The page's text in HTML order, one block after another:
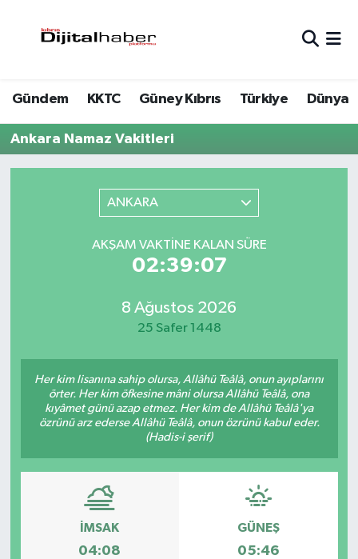
Gündem KKTC Güney Kıbrıs Türkiye Dünya
Ankara Namaz Vakitleri
ANKARA
AKŞAM VAKTINE KALAN SÜRE
02:39:07
8 Ağustos 2026
25 Safer 1448
Her kim lisanına sahip olursa, Allâhü Teâlâ, onun ayıplarını
örter. Her kim öfkesine mâni olursa Allâhü Teâlâ, ona
kıyâmet günü azap etmez. Her kim de Allâhü Teâlâ'ya
özrünü arz ederse Allâhü Teâlâ, onun özrünü kabul eder.
(Hadis-i şerif)
İMSAK
04:08
GÜNEŞ
05:46
Trafik Durumu
Süper Lig Puan Durumu ve Fikstür